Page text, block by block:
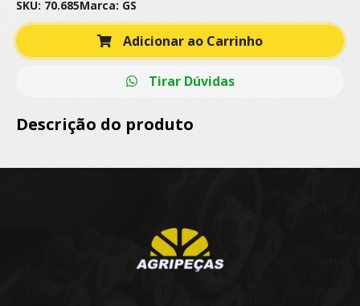
SKU: 70.685Marca: GS
Adicionar ao Carrinho
Tirar Dúvidas
Descrição do produto